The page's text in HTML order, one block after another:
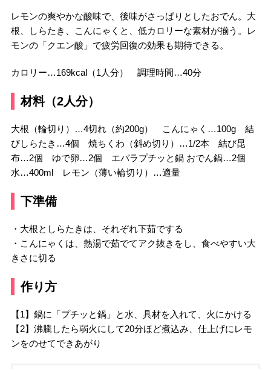
レモンの爽やかな酸味で、後味がさっぱりとしたおでん。大
根、しらたき、こんにゃくと、低カロリーな素材が揃う。レ
モンの「クエン酸」で疲労回復の効果も期待できる。
カロリー…169kcal（1人分） 調理時間…40分
材料（2人分）
大根（輪切り）…4切れ（約200g） こんにゃく…100g 結
びしらたき…4個 焼ちくわ（斜め切り）…1/2本 結び昆
布…2個 ゆで卵…2個 エバラプチッと鍋 おでん鍋…2個
水…400ml レモン（薄い輪切り）…適量
下準備
・大根としらたきは、それぞれ下茹でする
・こんにゃくは、熱湯で茹でてアク抜きをし、食べやすい大
きさに切る
作り方
【1】鍋に「プチッと鍋」と水、具材を入れて、火にかける
【2】沸騰したら弱火にして20分ほど煮込み、仕上げにレモ
ンをのせてできあがり